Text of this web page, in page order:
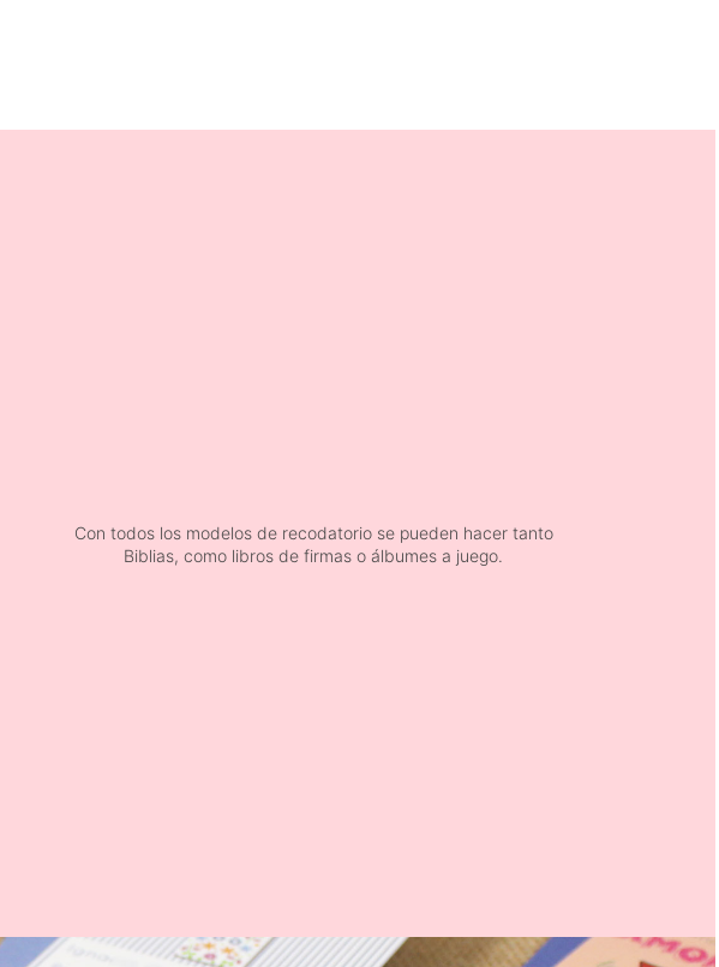
Con todos los modelos de recodatorio se pueden hacer tanto
Biblias, como libros de firmas o álbumes a juego.